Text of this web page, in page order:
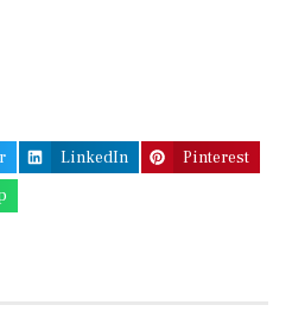
LinkedIn
Pinterest